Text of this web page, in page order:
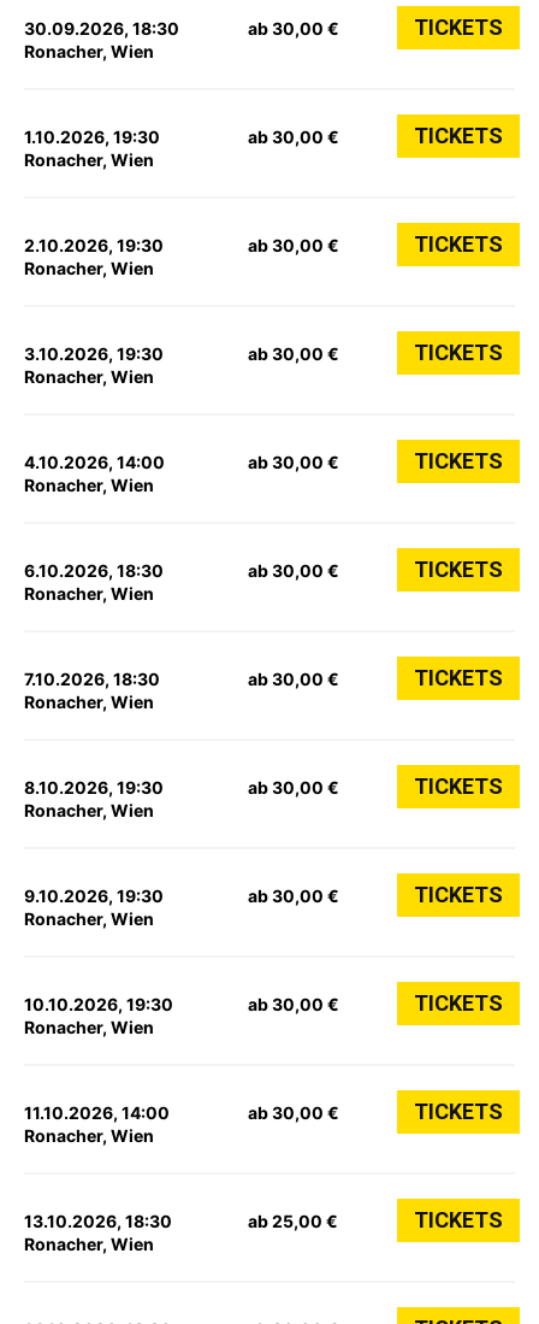
30.09.2026, 18:30
Ronacher, Wien
ab 30,00 € TICKETS
1.10.2026, 19:30
Ronacher, Wien
ab 30,00 € TICKETS
2.10.2026, 19:30
Ronacher, Wien
ab 30,00 € TICKETS
3.10.2026, 19:30
Ronacher, Wien
ab 30,00 € TICKETS
4.10.2026, 14:00
Ronacher, Wien
ab 30,00 € TICKETS
6.10.2026, 18:30
Ronacher, Wien
ab 30,00 € TICKETS
7.10.2026, 18:30
Ronacher, Wien
ab 30,00 € TICKETS
8.10.2026, 19:30
Ronacher, Wien
ab 30,00 € TICKETS
9.10.2026, 19:30
Ronacher, Wien
ab 30,00 € TICKETS
10.10.2026, 19:30
Ronacher, Wien
ab 30,00 € TICKETS
11.10.2026, 14:00
Ronacher, Wien
ab 30,00 € TICKETS
13.10.2026, 18:30
Ronacher, Wien
ab 25,00 € TICKETS